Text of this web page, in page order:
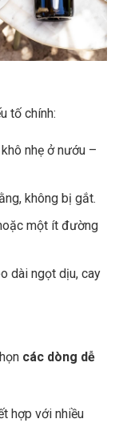
tố chính:
nhẹ ở nướu –
không bị gắt.
một ít đường
dài ngọt dịu, cay
các dòng dễ
hợp với nhiều